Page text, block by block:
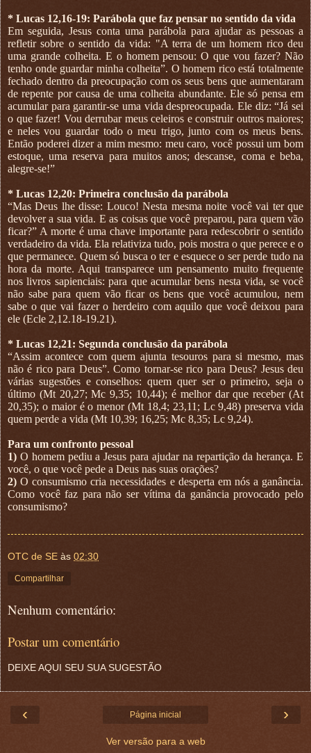
* Lucas 12,16-19: Parábola que faz pensar no sentido da vida
Em seguida, Jesus conta uma parábola para ajudar as pessoas a
refletir sobre o sentido da vida: "A terra de um homem rico deu
uma grande colheita. E o homem pensou: O que vou fazer? Não
tenho onde guardar minha colheita”. O homem rico está totalmente
fechado dentro da preocupação com os seus bens que aumentaram
de repente por causa de uma colheita abundante. Ele só pensa em
acumular para garantir-se uma vida despreocupada. Ele diz: “Já sei
o que fazer! Vou derrubar meus celeiros e construir outros maiores;
e neles vou guardar todo o meu trigo, junto com os meus bens.
Então poderei dizer a mim mesmo: meu caro, você possui um bom
estoque, uma reserva para muitos anos; descanse, coma e beba,
alegre-se!”
* Lucas 12,20: Primeira conclusão da parábola
“Mas Deus lhe disse: Louco! Nesta mesma noite você vai ter que
devolver a sua vida. E as coisas que você preparou, para quem vão
ficar?” A morte é uma chave importante para redescobrir o sentido
verdadeiro da vida. Ela relativiza tudo, pois mostra o que perece e o
que permanece. Quem só busca o ter e esquece o ser perde tudo na
hora da morte. Aqui transparece um pensamento muito frequente
nos livros sapienciais: para que acumular bens nesta vida, se você
não sabe para quem vão ficar os bens que você acumulou, nem
sabe o que vai fazer o herdeiro com aquilo que você deixou para
ele (Ecle 2,12.18-19.21).
* Lucas 12,21: Segunda conclusão da parábola
“Assim acontece com quem ajunta tesouros para si mesmo, mas
não é rico para Deus”. Como tornar-se rico para Deus? Jesus deu
várias sugestões e conselhos: quem quer ser o primeiro, seja o
último (Mt 20,27; Mc 9,35; 10,44); é melhor dar que receber (At
20,35); o maior é o menor (Mt 18,4; 23,11; Lc 9,48) preserva vida
quem perde a vida (Mt 10,39; 16,25; Mc 8,35; Lc 9,24).
Para um confronto pessoal
1) O homem pediu a Jesus para ajudar na repartição da herança. E
você, o que você pede a Deus nas suas orações?
2) O consumismo cria necessidades e desperta em nós a ganância.
Como você faz para não ser vítima da ganância provocado pelo
consumismo?
OTC de SE às 02:30
Compartilhar
Nenhum comentário:
Postar um comentário
DEIXE AQUI SEU SUA SUGESTÃO
‹ ›
Página inicial
Ver versão para a web